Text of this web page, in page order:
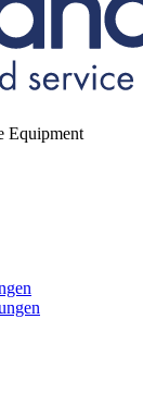
Equipment